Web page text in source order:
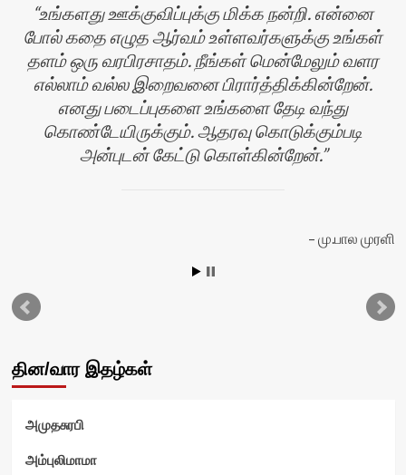
உங்களது ஊக்குவிப்புக்கு மிக்க நன்றி. என்னை
போல் கதை எழுத ஆர்வம் உள்ளவர்களுக்கு உங்கள்
தளம் ஒரு வரபிரசாதம். நீங்கள் மென்மேலும் வளர
எல்லாம் வல்ல இறைவனை பிரார்த்திக்கின்றேன்.
எனது படைப்புகளை உங்களை தேடி வந்து
கொண்டேயிருக்கும். ஆதரவு கொடுக்கும்படி
அன்புடன் கேட்டு கொள்கின்றேன்.
மு.பால முரளி
தின/வார இதழ்கள்
அமுதசுரபி
அம்புலிமாமா